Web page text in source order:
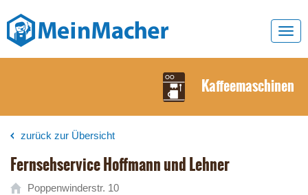
Kaffeemaschinen
zurück zur Übersicht
Fernsehservice Hoffmann und Lehner
Poppenwinderstr. 10